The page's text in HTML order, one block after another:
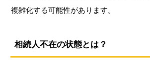
複雑化する可能性があります。
相続人不在の状態とは？